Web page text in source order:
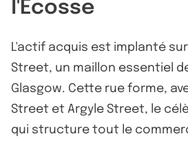
l'Ecosse
L'actif acquis est implanté sur
Street, un maillon essentiel
Glasgow. Cette rue forme,
Street et Argyle Street, le
qui structure tout le